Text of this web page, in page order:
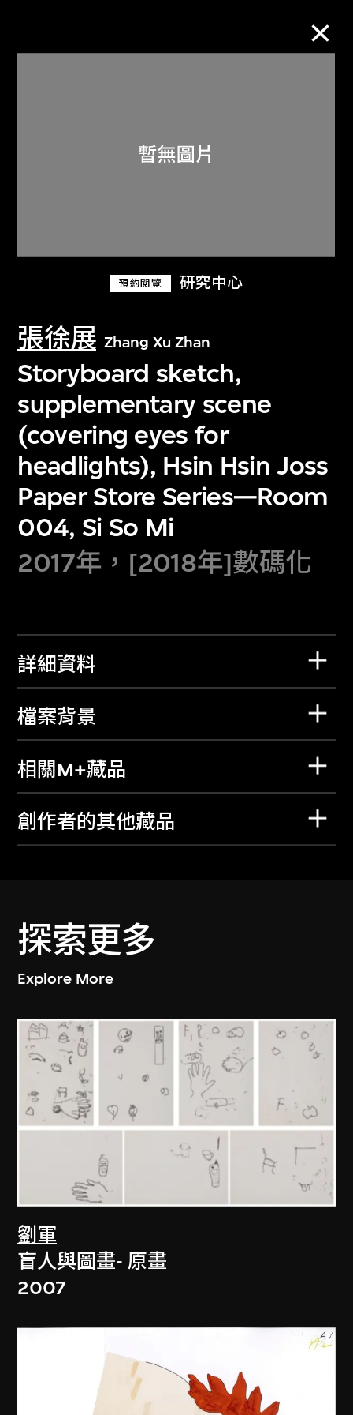
預約閱覽 研究中心
張徐展 Zhang Xu Zhan
Storyboard sketch,
supplementary scene
(covering eyes for
headlights), Hsin Hsin Joss
Paper Store Series—Room
004, Si So Mi
2017年，[2018年]數碼化
詳細資料
檔案背景
相關M+藏品
創作者的其他藏品
探索更多
Explore More
劉軍
盲人與圖畫- 原畫
2007
關於M+藏品
探索世界頂級的二十及二十一世紀視覺
文化藏品。